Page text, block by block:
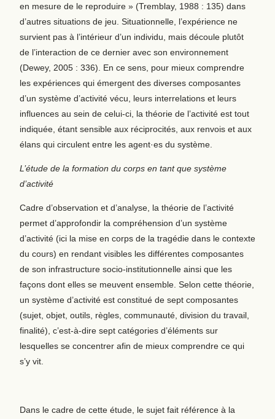
en mesure de le reproduire » (Tremblay, 1988 : 135) dans
d’autres situations de jeu. Situationnelle, l’expérience ne
survient pas à l’intérieur d’un individu, mais découle plutôt
de l’interaction de ce dernier avec son environnement
(Dewey, 2005 : 336). En ce sens, pour mieux comprendre
les expériences qui émergent des diverses composantes
d’un système d’activité vécu, leurs interrelations et leurs
influences au sein de celui-ci, la théorie de l’activité est tout
indiquée, étant sensible aux réciprocités, aux renvois et aux
élans qui circulent entre les agent·es du système.
L’étude de la formation du corps en tant que système
d’activité
Cadre d’observation et d’analyse, la théorie de l’activité
permet d’approfondir la compréhension d’un système
d’activité (ici la mise en corps de la tragédie dans le contexte
du cours) en rendant visibles les différentes composantes
de son infrastructure socio-institutionnelle ainsi que les
façons dont elles se meuvent ensemble. Selon cette théorie,
un système d’activité est constitué de sept composantes
(sujet, objet, outils, règles, communauté, division du travail,
finalité), c’est-à-dire sept catégories d’éléments sur
lesquelles se concentrer afin de mieux comprendre ce qui
s’y vit.
Dans le cadre de cette étude, le sujet fait référence à la